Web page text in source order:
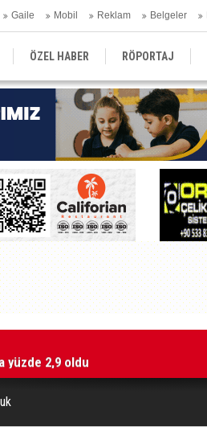
Gaile Mobil Reklam Belgeler
ÖZEL HABER RÖPORTAJ
YEREL YÖNETİM DERGİLER
yüzde 2,9 oldu